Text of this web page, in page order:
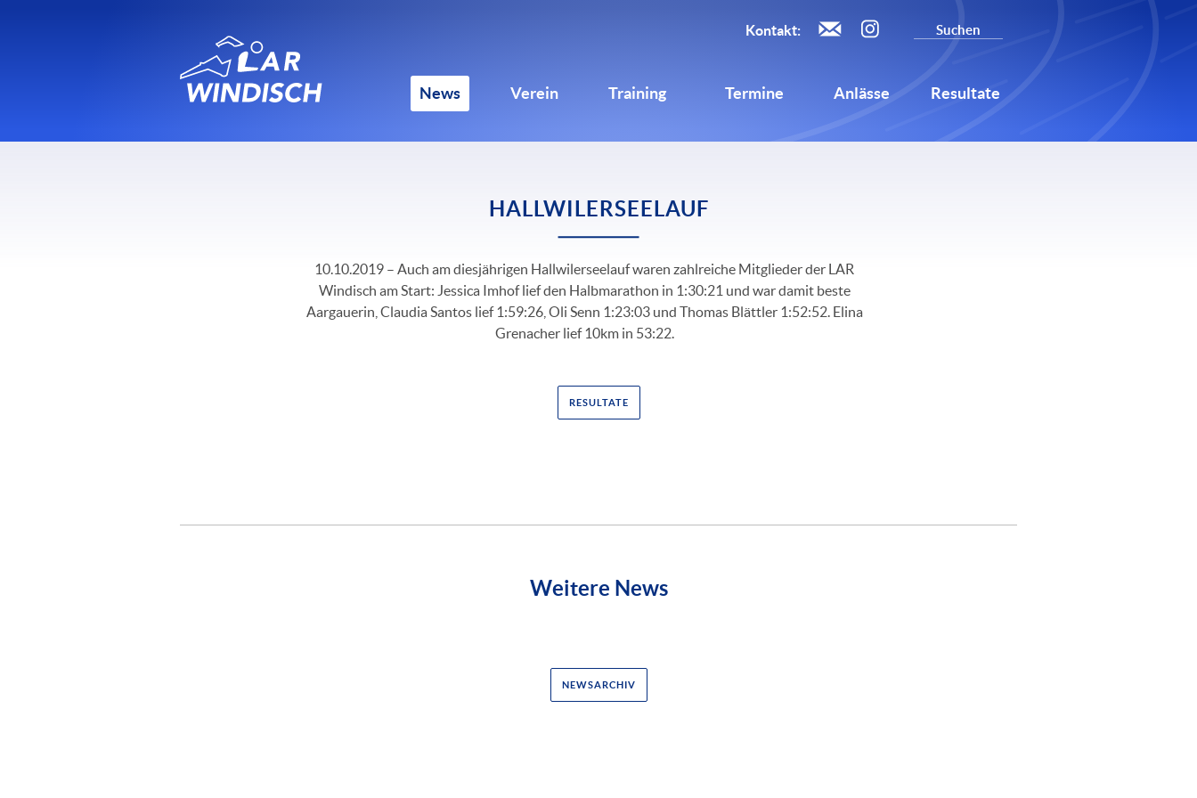
News Verein Training Termine Anlässe Resultate
Kontakt:
HALLWILERSEELAUF
10.10.2019 – Auch am diesjährigen Hallwilerseelauf waren zahlreiche Mitglieder der LAR
Windisch am Start: Jessica Imhof lief den Halbmarathon in 1:30:21 und war damit beste
Aargauerin, Claudia Santos lief 1:59:26, Oli Senn 1:23:03 und Thomas Blättler 1:52:52. Elina
Grenacher lief 10km in 53:22.
RESULTATE
Weitere News
NEWSARCHIV